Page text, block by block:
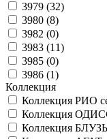
3979 (32)
3980 (8)
3982 (0)
3983 (11)
3985 (0)
3986 (1)
Коллекция
Коллекция РИО
Коллекция
Коллекция